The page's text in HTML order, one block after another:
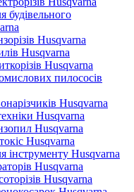
будівельного
Husqvarna
Husqvarna
Husqvarna
пилососів
Husqvarna
Husqvarna
Husqvarna
Husqvarna
інструменту Husqvarna
Husqvarna
Husqvarna